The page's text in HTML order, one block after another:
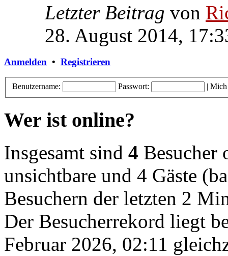
Letzter Beitrag von
28. August 2014,
Anmelden • Registrieren
Benutzername: Passwort: | Mich
Wer ist online?
Insgesamt sind 4 Besucher
unsichtbare und 4 Gäste
Besuchern der letzten 2
Der Besucherrekord liegt
Februar 2026, 02:11